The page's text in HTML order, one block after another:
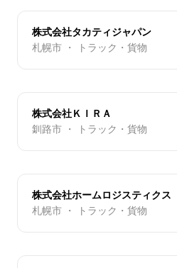
株式会社タカティジャパン
札幌市 ・ トラック・貨物
株式会社ＫＩＲＡ
釧路市 ・ トラック・貨物
株式会社ホームロジスティクス
札幌市 ・ トラック・貨物